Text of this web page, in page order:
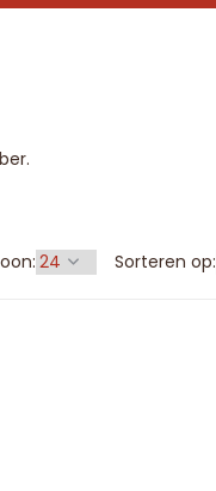
Sorteren op: